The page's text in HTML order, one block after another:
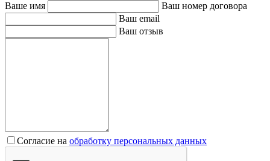
Ваше имя
Ваш номер договора
Ваш email
Ваш отзыв
Согласие на обработку персональных данных